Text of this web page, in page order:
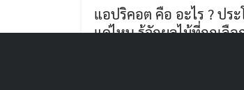
แอปริคอต คือ อะไร ? ประ
แค่ไหน รู้จักผลไม้ที่ถูกเลือ